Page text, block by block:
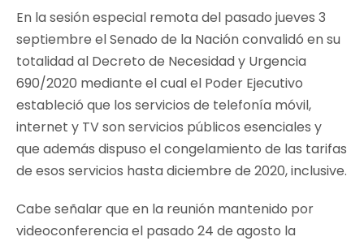
En la sesión especial remota del pasado jueves 3
septiembre el Senado de la Nación convalidó en su
totalidad al Decreto de Necesidad y Urgencia
690/2020 mediante el cual el Poder Ejecutivo
estableció que los servicios de telefonía móvil,
internet y TV son servicios públicos esenciales y
que además dispuso el congelamiento de las tarifas
de esos servicios hasta diciembre de 2020, inclusive.
Cabe señalar que en la reunión mantenido por
videoconferencia el pasado 24 de agosto la